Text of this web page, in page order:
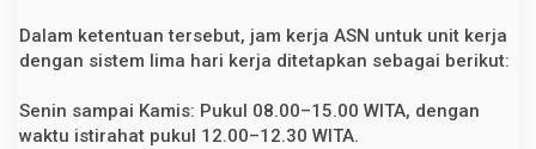
a
m
a
m
Dalam ketentuan tersebut, jam kerja ASN untuk unit kerja
dengan sistem lima hari kerja ditetapkan sebagai berikut:
Senin sampai Kamis: Pukul 08.00–15.00 WITA, dengan
waktu istirahat pukul 12.00–12.30 WITA.